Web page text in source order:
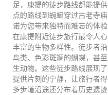
足，康提的徒步路线都能提
点的路线到蜿蜒穿过古老寺
诺为您带来独特而难忘的体
在康提附近徒步旅行最令人
丰富的生物多样性。徒步者
鸟类、色彩斑斓的蝴蝶，甚
生动物。这些徒步路线展现
提供片刻的宁静，让旅行者
多步道沿途还分布着历史遗